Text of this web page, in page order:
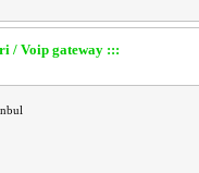
/ Voip gateway :::